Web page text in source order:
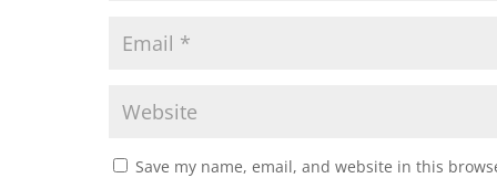
Save my name, email, and website in this